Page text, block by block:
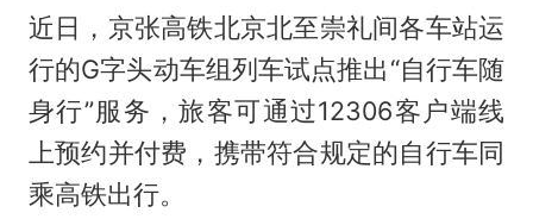
近日，京张高铁北京北至崇礼间各车站运
行的G字头动车组列车试点推出“自行车随
身行”服务，旅客可通过12306客户端线
上预约并付费，携带符合规定的自行车同
乘高铁出行。